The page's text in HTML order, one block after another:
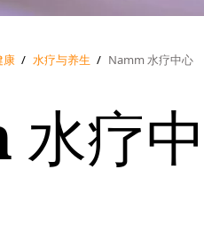
康 / 水疗与养生 / Namm 水疗中心
疗